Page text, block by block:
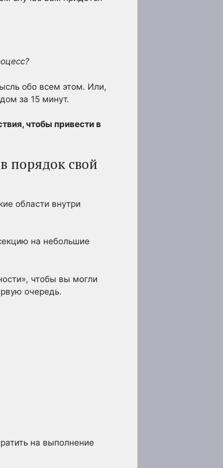
обо всем этом. Или,
за 15 минут.
чтобы привести в
порядок свой
области внутри
на небольшие
чтобы вы могли
очередь.
на выполнение